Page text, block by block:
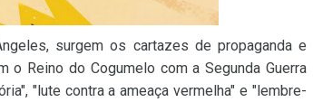
surgem os cartazes de propaganda e
o Reino do Cogumelo com a Segunda Guerra
"lute contra a ameaça vermelha" e "lembre-